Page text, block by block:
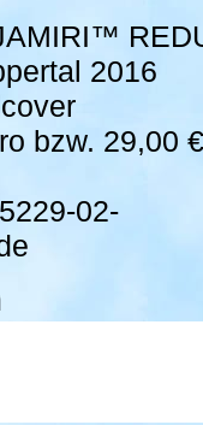
2016
bzw. 29,00
02-